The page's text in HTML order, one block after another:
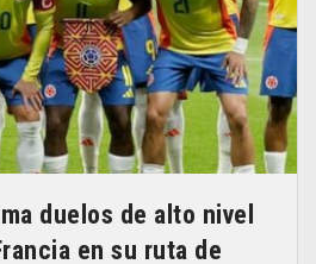
duelos de alto nivel
en su ruta de